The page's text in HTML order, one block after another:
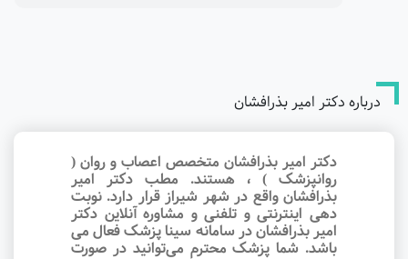
درباره دکتر امیر بذرافشان
دکتر امیر بذرافشان متخصص اعصاب و روان (
روانپزشک ) ، هستند. مطب دکتر امیر
بذرافشان واقع در شهر شیراز قرار دارد. نوبت‌
دهی اینترنتی و تلفنی و مشاوره آنلاین دکتر
امیر بذرافشان در سامانه سینا پزشک فعال می
باشد. شما پزشک محترم می‌توانید در صورت